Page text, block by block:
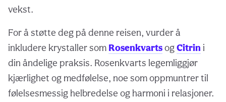
vekst.
For å støtte deg på denne reisen, vurder å
inkludere krystaller som RosenkvartsogCitrin i
din åndelige praksis. Rosenkvarts legemliggjør
kjærlighet og medfølelse, noe som oppmuntrer til
følelsesmessig helbredelse og harmoni i relasjoner.